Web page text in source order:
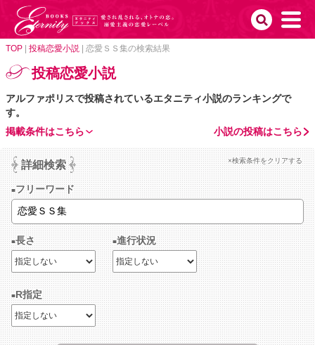
TOP 投稿恋愛小説 恋愛ＳＳ集の検索結果
投稿恋愛小説
アルファポリスで投稿されているエタニティ小説のランキングで
す。
小説の投稿はこちら
掲載条件はこちら
詳細検索 ×検索条件をクリアする
フリーワード
長さ 進行状況
R指定